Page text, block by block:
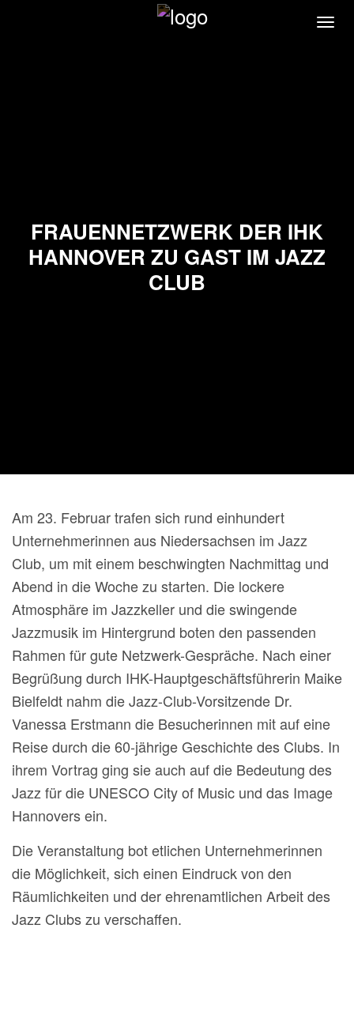
FRAUENNETZWERK DER IHK
HANNOVER ZU GAST IM JAZZ
CLUB
Am 23. Februar trafen sich rund einhundert
Unternehmerinnen aus Niedersachsen im Jazz
Club, um mit einem beschwingten Nachmittag und
Abend in die Woche zu starten. Die lockere
Atmosphäre im Jazzkeller und die swingende
Jazzmusik im Hintergrund boten den passenden
Rahmen für gute Netzwerk-Gespräche. Nach einer
Begrüßung durch IHK-Hauptgeschäftsführerin Maike
Bielfeldt nahm die Jazz-Club-Vorsitzende Dr.
Vanessa Erstmann die Besucherinnen mit auf eine
Reise durch die 60-jährige Geschichte des Clubs. In
ihrem Vortrag ging sie auch auf die Bedeutung des
Jazz für die UNESCO City of Music und das Image
Hannovers ein.
Die Veranstaltung bot etlichen Unternehmerinnen
die Möglichkeit, sich einen Eindruck von den
Räumlichkeiten und der ehrenamtlichen Arbeit des
Jazz Clubs zu verschaffen.